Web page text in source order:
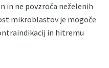
in ne povzroča neželenih
mikroblastov je mogoče
in hitremu